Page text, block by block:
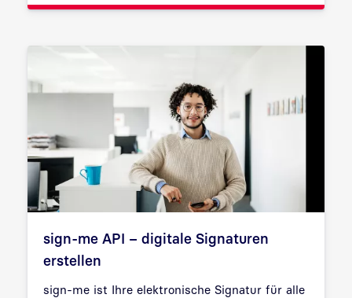
sign-me API – digitale Signaturen
erstellen
sign-me ist Ihre elektronische Signatur für alle